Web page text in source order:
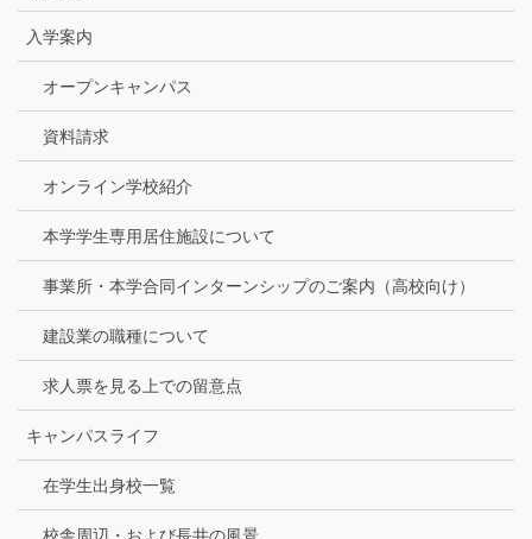
入学案内
オープンキャンパス
資料請求
オンライン学校紹介
本学学生専用居住施設について
事業所・本学合同インターンシップのご案内（高校向け）
建設業の職種について
求人票を見る上での留意点
キャンパスライフ
在学生出身校一覧
校舎周辺・および長井の風景